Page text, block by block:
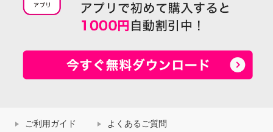
ご利用ガイド よくあるご質問